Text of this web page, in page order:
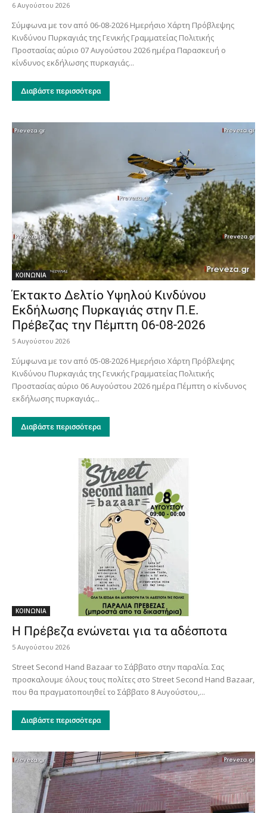
6 Αυγούστου 2026
Σύμφωνα με τον από 06-08-2026 Ημερήσιο Χάρτη Πρόβλεψης
Κινδύνου Πυρκαγιάς της Γενικής Γραμματείας Πολιτικής
Προστασίας αύριο 07 Αυγούστου 2026 ημέρα Παρασκευή ο
κίνδυνος εκδήλωσης πυρκαγιάς...
Διαβάστε περισσότερα
ΚΟΙΝΩΝΙΑ
Έκτακτο Δελτίο Υψηλού Κινδύνου
Εκδήλωσης Πυρκαγιάς στην Π.Ε.
Πρέβεζας την Πέμπτη 06-08-2026
5 Αυγούστου 2026
Σύμφωνα με τον από 05-08-2026 Ημερήσιο Χάρτη Πρόβλεψης
Κινδύνου Πυρκαγιάς της Γενικής Γραμματείας Πολιτικής
Προστασίας αύριο 06 Αυγούστου 2026 ημέρα Πέμπτη ο κίνδυνος
εκδήλωσης πυρκαγιάς...
Διαβάστε περισσότερα
ΚΟΙΝΩΝΙΑ
Η Πρέβεζα ενώνεται για τα αδέσποτα
5 Αυγούστου 2026
Street Second Hand Bazaar το Σάββατο στην παραλία. Σας
προσκαλουμε όλους τους πολίτες στο Street Second Hand Bazaar,
που θα πραγματοποιηθεί το Σάββατο 8 Αυγούστου,...
Διαβάστε περισσότερα